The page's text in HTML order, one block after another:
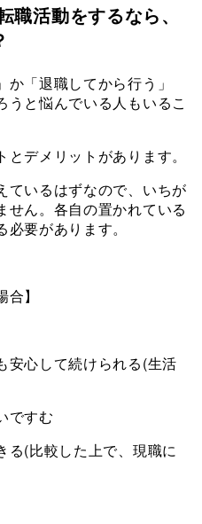
活動をするなら、
「退職してから行う」
と悩んでいる人もいるこ
デメリットがあります。
ているはずなので、いちが
せん。各自の置かれている
要があります。
】
安心して続けられる(生活
ですむ
る(比較した上で、現職に